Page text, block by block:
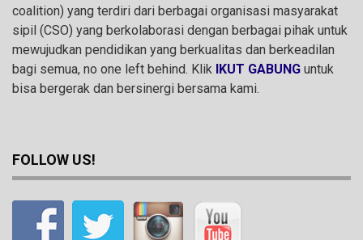
coalition) yang terdiri dari berbagai organisasi masyarakat
sipil (CSO) yang berkolaborasi dengan berbagai pihak untuk
mewujudkan pendidikan yang berkualitas dan berkeadilan
bagi semua, no one left behind. Klik IKUT GABUNG untuk
bisa bergerak dan bersinergi bersama kami.
FOLLOW US!